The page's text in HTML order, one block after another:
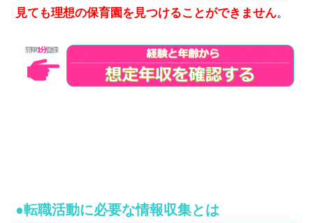
見ても理想の保育園を見つけることができません。
●転職活動に必要な情報収集とは